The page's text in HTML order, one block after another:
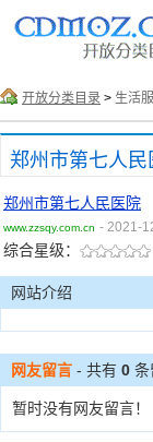
开放分类目录 > 生活
郑州市第七人民
郑州市第七人民医院
www.zzsqy.com.cn - 2021-
综合星级：
网站介绍
网友留言 - 共有 0 条
暂时没有网友留言！